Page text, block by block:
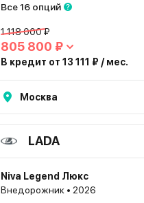
Все 16 опций
1 118 000 ₽
805 800 ₽
В кредит от 13 111 ₽ / мес.
Москва
LADA
Niva Legend Люкс
Внедорожник • 2026